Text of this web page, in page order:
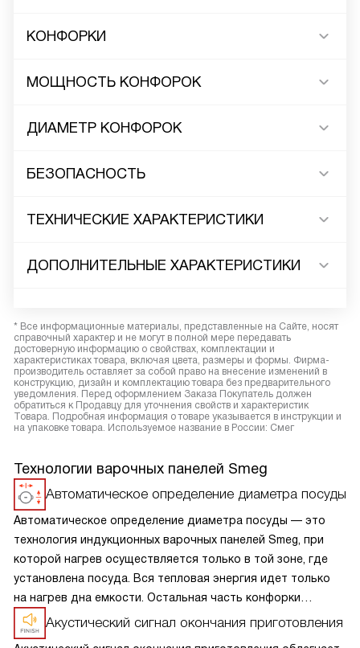
КОНФОРКИ
МОЩНОСТЬ КОНФОРОК
ДИАМЕТР КОНФОРОК
БЕЗОПАСНОСТЬ
ТЕХНИЧЕСКИЕ ХАРАКТЕРИСТИКИ
ДОПОЛНИТЕЛЬНЫЕ ХАРАКТЕРИСТИКИ
* Все информационные материалы, представленные на Сайте, носят
справочный характер и не могут в полной мере передавать
достоверную информацию о свойствах, комплектации и
характеристиках товара, включая цвета, размеры и формы. Фирма-
производитель оставляет за собой право на внесение изменений в
конструкцию, дизайн и комплектацию товара без предварительного
уведомления. Перед оформлением Заказа Покупатель должен
обратиться к Продавцу для уточнения свойств и характеристик
Товара. Подробная информация о товаре указывается в инструкции и
на упаковке товара. Используемое название в России: Смег
Технологии варочных панелей Smeg
Автоматическое определение диаметра посуды
Автоматическое определение диаметра посуды — это
технология индукционных варочных панелей Smeg, при
которой нагрев осуществляется только в той зоне, где
установлена посуда. Вся тепловая энергия идет только
на нагрев дна емкости. Остальная часть конфорки
остается холодной, как только вы убираете посуду,
конфорка отключается.
Акустический сигнал окончания приготовления